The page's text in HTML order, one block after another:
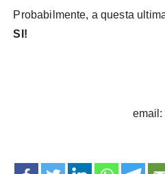
Probabilmente, a questa
SI!
email: